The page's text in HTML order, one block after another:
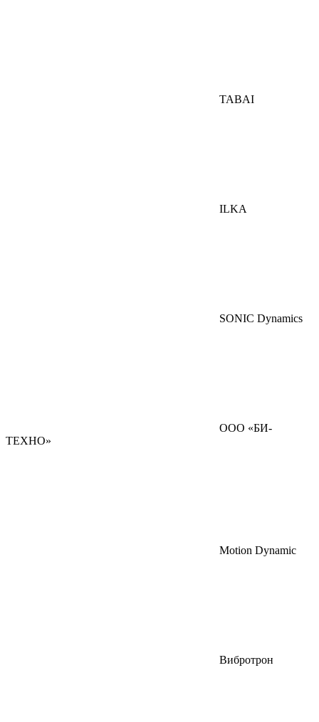
TABAI
ILKA
SONIC Dynamics
ООО «БИ-
ТЕХНО»
Motion Dynamic
Вибротрон